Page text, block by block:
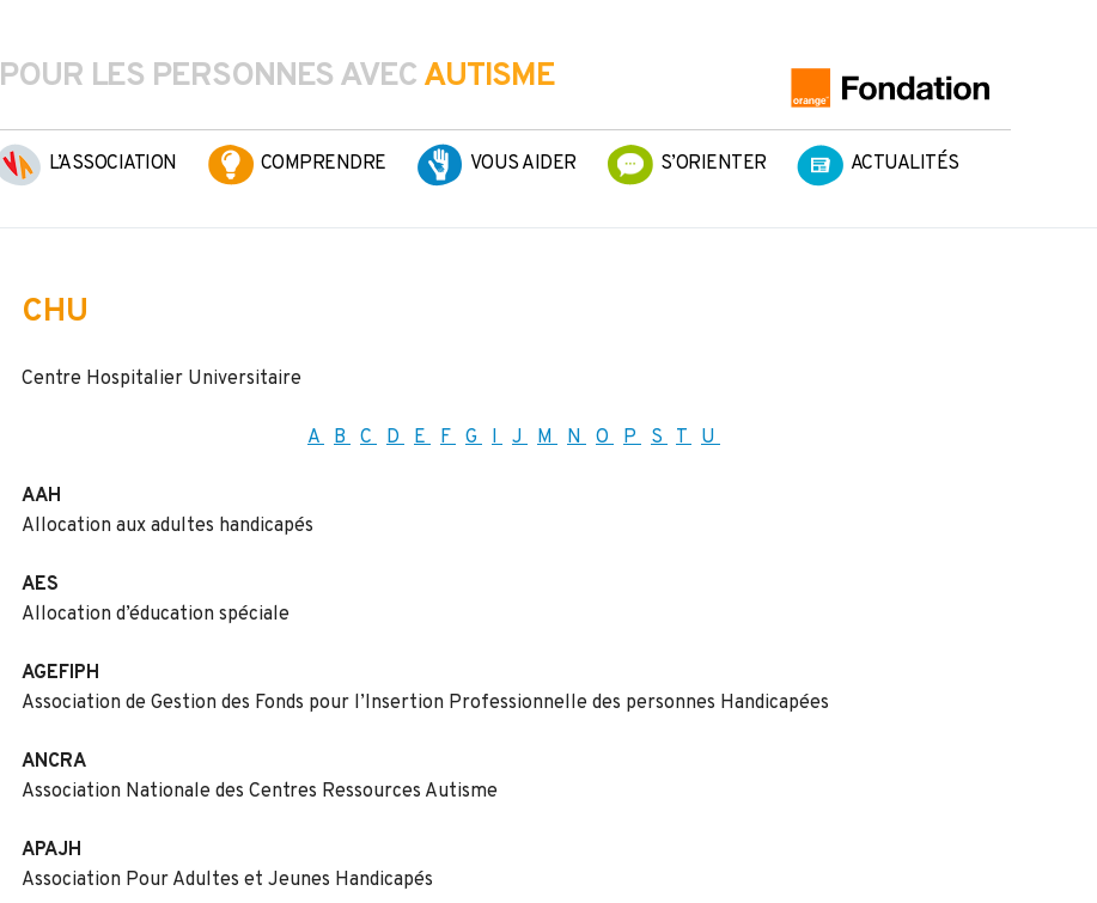
POUR LES PERSONNES AVEC AUTISME
L’ASSOCIATION COMPRENDRE VOUS AIDER S’ORIENTER ACTUALITÉS
CHU
Centre Hospitalier Universitaire
A B C D E F G I J M N O P S T U
AAH
Allocation aux adultes handicapés
AES
Allocation d’éducation spéciale
AGEFIPH
Association de Gestion des Fonds pour l’Insertion Professionnelle des personnes Handicapées
ANCRA
Association Nationale des Centres Ressources Autisme
APAJH
Association Pour Adultes et Jeunes Handicapés